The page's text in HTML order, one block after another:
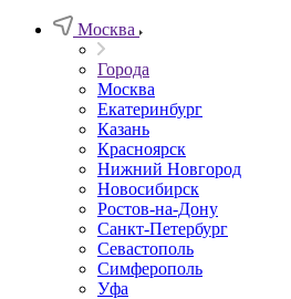
Москва
Города
Москва
Екатеринбург
Казань
Красноярск
Нижний Новгород
Новосибирск
Ростов-на-Дону
Санкт-Петербург
Севастополь
Симферополь
Уфа